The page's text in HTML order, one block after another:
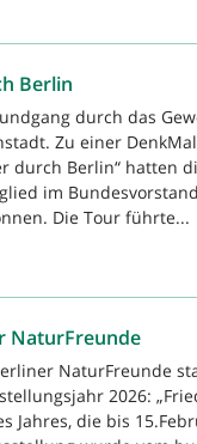
Berlin
durch das
Zu einer
durch Berlin“ hatten
im
Die Tour führte...
NaturFreunde
NaturFreunde
2026:
Jahres, die bis